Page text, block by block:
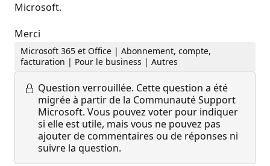
Microsoft.
Merci
Microsoft 365 et Office | Abonnement, compte,
facturation | Pour le business | Autres
Question verrouillée. Cette question a été
migrée à partir de la Communauté Support
Microsoft. Vous pouvez voter pour indiquer
si elle est utile, mais vous ne pouvez pas
ajouter de commentaires ou de réponses ni
suivre la question.